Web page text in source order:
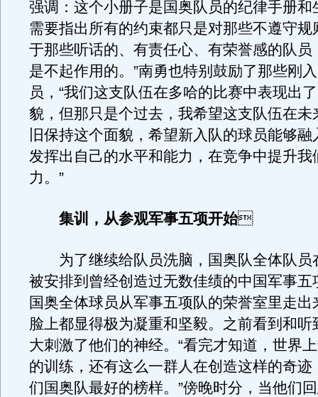
强调：这个小册子是国奥队员的纪律手册和
需要指出所有的约束都只是对那些不遵守规
于那些听话的、有责任心、有荣誉感的队员
是不起作用的。”南勇也特别鼓励了那些刚
员，“我们这支队伍在多哈的比赛中表现出
貌，但那只是个过去，我希望这支队伍在未
旧保持这个面貌，希望新入队的球员能够
发挥出自己的水平和能力，在竞争中提升我
力。”
集训，从参观军事五项开始
为了继续给队员洗脑，国奥队全体队员
被安排到曾经创造过无数佳绩的中国军事五
国奥全体球员从军事五项队的荣誉室里走出
脸上都显得极为凝重和坚毅。之前看到和听
大刺激了他们的神经。“看完才知道，世界
的训练，还有这么一群人在创造这样的奇迹
们国奥队最好的榜样。”傍晚时分，当他们